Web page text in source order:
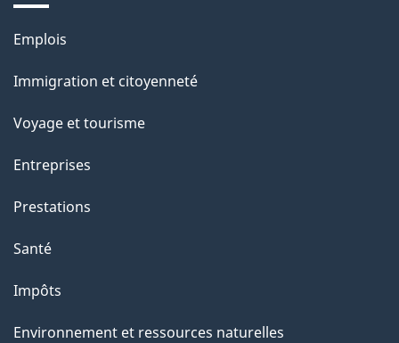
s
u
r
e
t
e
p
g
e
Thèmes
sujets
Emplois
Immigration et citoyenneté
Voyage et tourisme
Entreprises
Prestations
Santé
Impôts
Environnement et ressources naturelles